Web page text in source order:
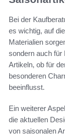
Bei der
es wichtig, auf
Materialien
sondern auch für
Artikeln, ob für
besonderen
beeinflusst.
Ein weiterer
die aktuellen
von saisonalen